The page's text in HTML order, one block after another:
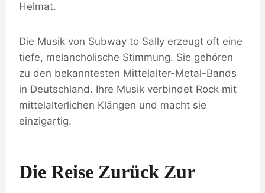
Heimat.
Die Musik von Subway to Sally erzeugt oft eine
tiefe, melancholische Stimmung. Sie gehören
zu den bekanntesten Mittelalter-Metal-Bands
in Deutschland. Ihre Musik verbindet Rock mit
mittelalterlichen Klängen und macht sie
einzigartig.
Die Reise Zurück Zur